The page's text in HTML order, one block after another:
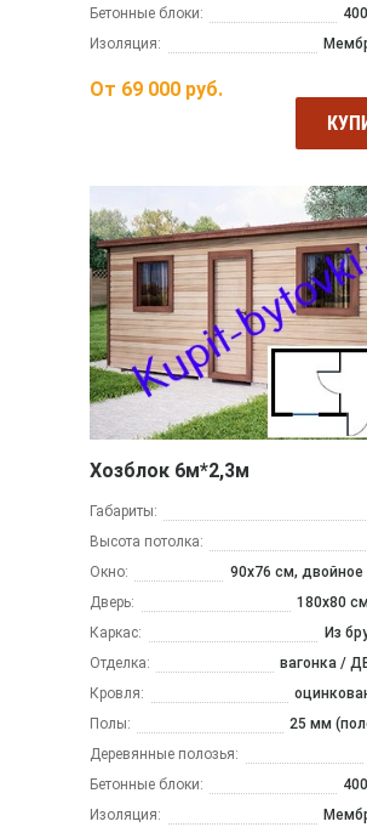
Бетонные блоки:
Изоляция:
От 69 000 руб.
Хозблок 6м*2,3м
Габариты:
Высота потолка:
Окно:
90х76 см, двойное
Дверь:
180х80
Каркас:
Из
Отделка:
вагонка /
Кровля:
Полы:
25 мм
Деревянные полозья:
Бетонные блоки:
Изоляция: